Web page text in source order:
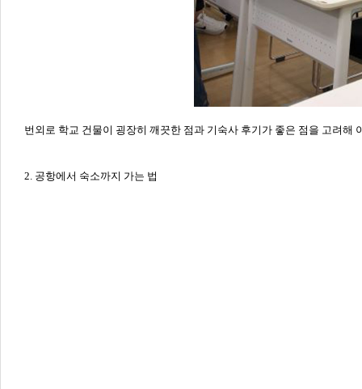
번외로 학교 건물이 굉장히 깨끗한 점과 기숙사 후기가 좋은 점을 고려해
2. 공항에서 숙소까지 가는 법